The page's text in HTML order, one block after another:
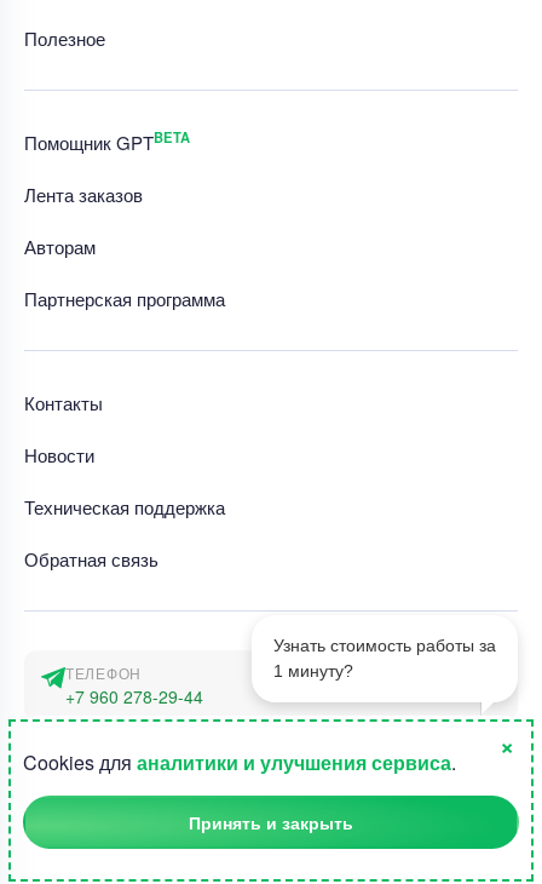
1
Узнать стоимость работы за
1 минуту?
Полезное
Помощник GPTBETA
Лента заказов
Авторам
Партнерская программа
Контакты
Новости
Техническая поддержка
Обратная связь
ТЕЛЕФОН
+7 960 278-29-44
г. Москва, наб. Тараса Шевченко 23а
©2015-2026, Студландия -
Cookies для аналитики и улучшения сервиса.
×
Принять и закрыть